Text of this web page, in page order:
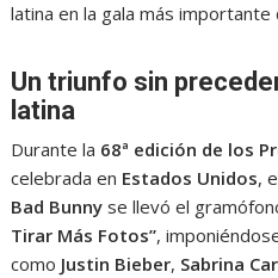
latina en la gala más importante
Un triunfo sin
latina
Durante la 68ª edición de los
celebrada en Estados Unidos,
Bad Bunny se llevó el
Tirar Más Fotos”,
como Justin Bieber, Sabrina